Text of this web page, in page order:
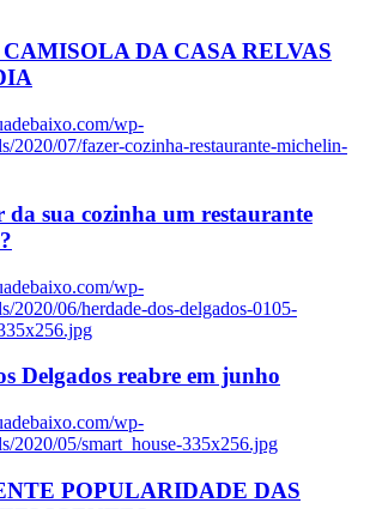
DA CASA RELVAS
wp-
2020/07/fazer-cozinha-restaurante-michelin-
da sua cozinha um restaurante
wp-
2020/06/herdade-dos-delgados-0105-
Delgados reabre em junho
wp-
2020/05/smart_house-335x256.jpg
POPULARIDADE DAS